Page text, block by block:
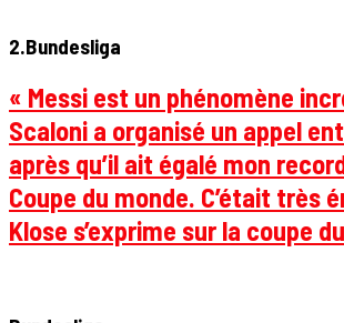
2.Bundesliga
« Messi est un phénomène
Scaloni a organisé un appel
après qu’il ait égalé mon
Coupe du monde. C’était très
Klose s’exprime sur la coupe